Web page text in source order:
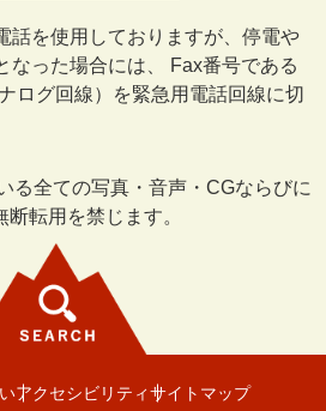
話を使用しておりますが、停電や
なった場合には、 Fax番号である
ログ回線）を緊急用電話回線に切
る全ての写真・音声・CGならびに
断転用を禁じます。
アクセシビリティサイトマップ